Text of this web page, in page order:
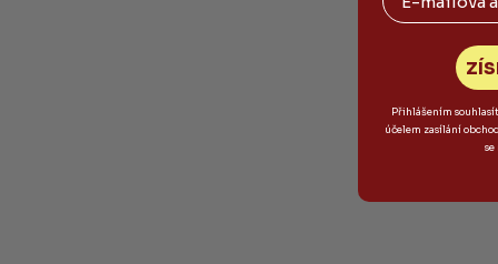
Přihlášením
účelem zasílání